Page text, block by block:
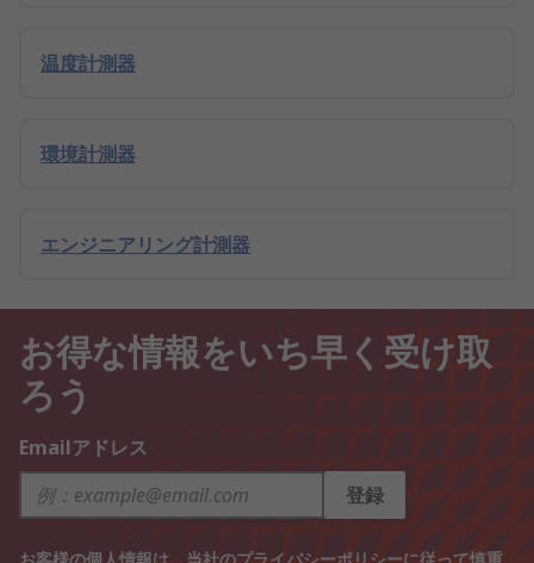
温度計測器
環境計測器
エンジニアリング計測器
お得な情報をいち早く受け取
ろう
Emailアドレス
登録